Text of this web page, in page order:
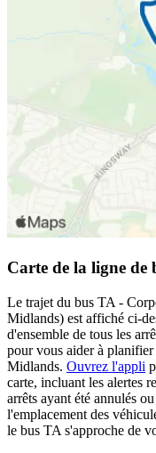
Carte de la ligne
Le trajet du bus TA -
Midlands) est affiché ci-
d'ensemble de tous les
pour vous aider à planifier
Midlands. Ouvrez l'appli
carte, incluant les alertes
arrêts ayant été annulés
l'emplacement des
le bus TA s'approche de